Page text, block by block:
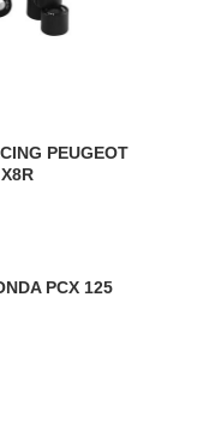
PEUGEOT
PCX 125